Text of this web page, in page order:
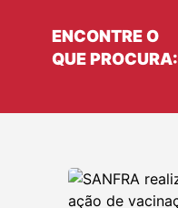
ENCONTRE O
QUE PROCURA: